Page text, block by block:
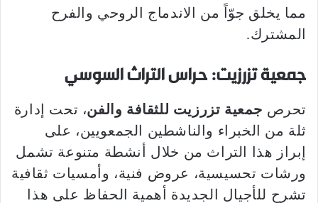
مما يخلق جوّاً من الاندماج الروحي والفرح
المشترك.
جمعية تزرزيت: حراس التراث السوسي
تحرص جمعية تزرزيت للثقافة والفن، تحت إدارة
ثلة من الخبراء والناشطين الجمعويين، على
إبراز هذا التراث من خلال أنشطة متنوعة تشمل
ورشات تحسيسية، عروض فنية، وأمسيات ثقافية
تشرح للأجيال الجديدة أهمية الحفاظ على هذا